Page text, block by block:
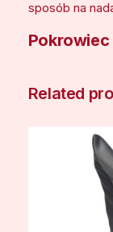
sposób na
Pokrowiec
Related